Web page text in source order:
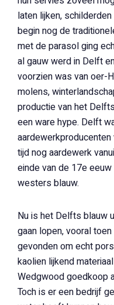
laten lijken,
begin nog de
met de parasol ging
al gauw werd in Delft
voorzien was van oer-
molens,
productie van het
een ware hype. Delft
tijd nog aardewerk
einde van de 17e
westers blauw.
Nu is het Delfts blauw
gaan lopen, vooral
gevonden om echt
kaolien lijkend
Wedgwood goedkoop
Toch is er een bedrijf